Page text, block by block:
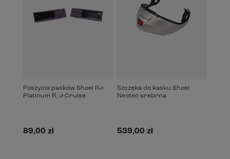
Poszycia pasków Shoei RJ-
Platinum R, J-Cruise
89,00 zł
Szczęka do kasku Shoei
Neotec srebrna
539,00 zł